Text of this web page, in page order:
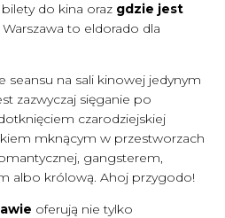
do kina oraz gdzie jest
Warszawa to eldorado dla
seansu na sali kinowej jedynym
zazwyczaj sięganie po
czarodziejskiej
mknącym w przestworzach
gangsterem,
albo królową. Ahoj przygodo!
oferują nie tylko